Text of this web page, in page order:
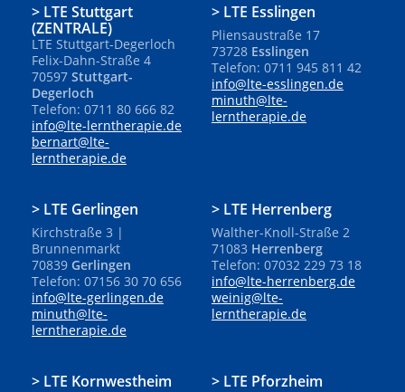
LTE Stuttgart
(ZENTRALE)
LTE Stuttgart-Degerloch
Felix-Dahn-Straße 4
70597 Stuttgart-
Degerloch
Telefon: 0711 80 666 82
info@lte-lerntherapie.de
bernart@lte-
lerntherapie.de
LTE Esslingen
Pliensaustraße 17
73728 Esslingen
Telefon: 0711 945 811 42
info@lte-esslingen.de
minuth@lte-
lerntherapie.de
LTE Gerlingen
Kirchstraße 3 |
Brunnenmarkt
70839 Gerlingen
Telefon: 07156 30 70 656
info@lte-gerlingen.de
minuth@lte-
lerntherapie.de
LTE Herrenberg
Walther-Knoll-Straße 2
71083 Herrenberg
Telefon: 07032 229 73 18
info@lte-herrenberg.de
weinig@lte-
lerntherapie.de
LTE Kornwestheim LTE Pforzheim